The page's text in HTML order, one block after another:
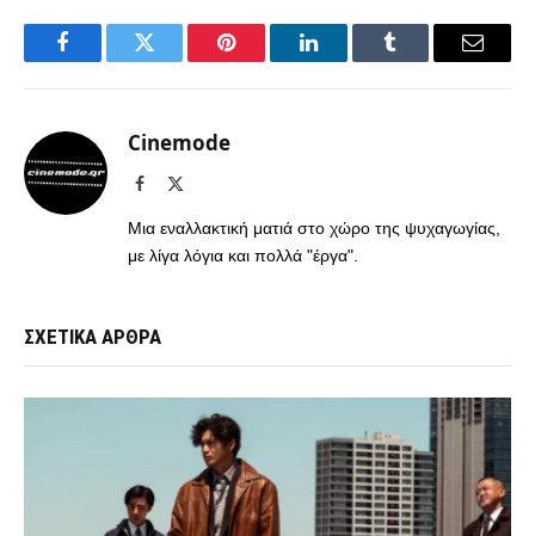
FacebookTwitter Pinterest LinkedInTumblr Email
Cinemode
Facebook
Μια εναλλακτική ματιά στο χώρο της ψυχαγωγίας,
με λίγα λόγια και πολλά "έργα".
ΣΧΕΤΙΚΑ ΑΡΘΡΑ